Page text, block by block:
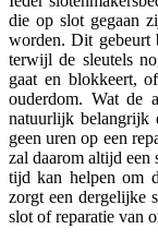
die op slot gegaan
worden. Dit gebeurt
terwijl de sleutels
gaat en blokkeert,
ouderdom. Wat de
natuurlijk belangrijk
geen uren op een
zal daarom altijd een
tijd kan helpen om
zorgt een dergelijke
slot of reparatie van